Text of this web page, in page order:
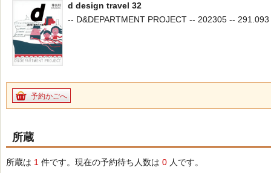
d design travel 32
-- D&DEPARTMENT PROJECT -- 202305 -- 291.093
予約かごへ
所蔵
所蔵は 1 件です。現在の予約待ち人数は 0 人です。